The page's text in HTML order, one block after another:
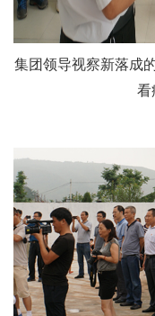
集团领导视察新落成
看